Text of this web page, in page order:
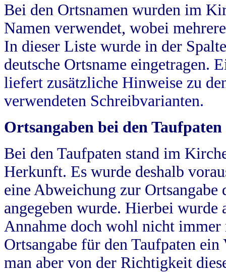
Bei den Ortsnamen wurden im
Namen verwendet, wobei
In dieser Liste wurde in der
deutsche Ortsname eingetragen.
liefert zusätzliche Hinweise zu
verwendeten Schreibvarianten.
Ortsangaben bei den Taufpaten
Bei den Taufpaten stand im
Herkunft. Es wurde deshalb
eine Abweichung zur
angegeben wurde. Hierbei wurde
Annahme doch wohl nicht
Ortsangabe für den Taufpaten
man aber von der Richtigkeit